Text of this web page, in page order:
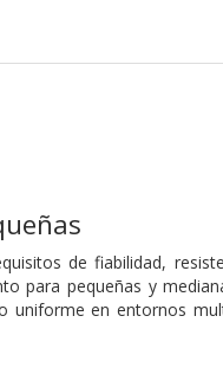
de fiabilidad,
para pequeñas y
uniforme en entornos